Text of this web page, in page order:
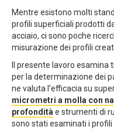
Mentre esistono molti
profili superficiali prodotti
acciaio, ci sono poche
misurazione dei profili
Il presente lavoro
per la determinazione dei
ne valuta l'efficacia su
micrometri a molla con
profondità e strumenti di
sono stati esaminati i